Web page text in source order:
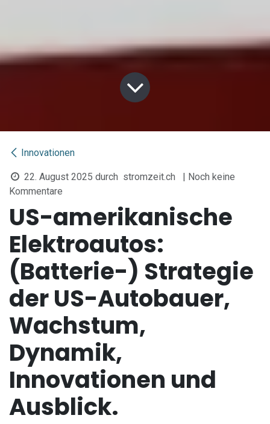
Innovationen
22. August 2025 durch stromzeit.ch
| Noch keine
Kommentare
US-amerikanische
Elektroautos:
(Batterie-) Strategie
der US-Autobauer,
Wachstum,
Dynamik,
Innovationen und
Ausblick.